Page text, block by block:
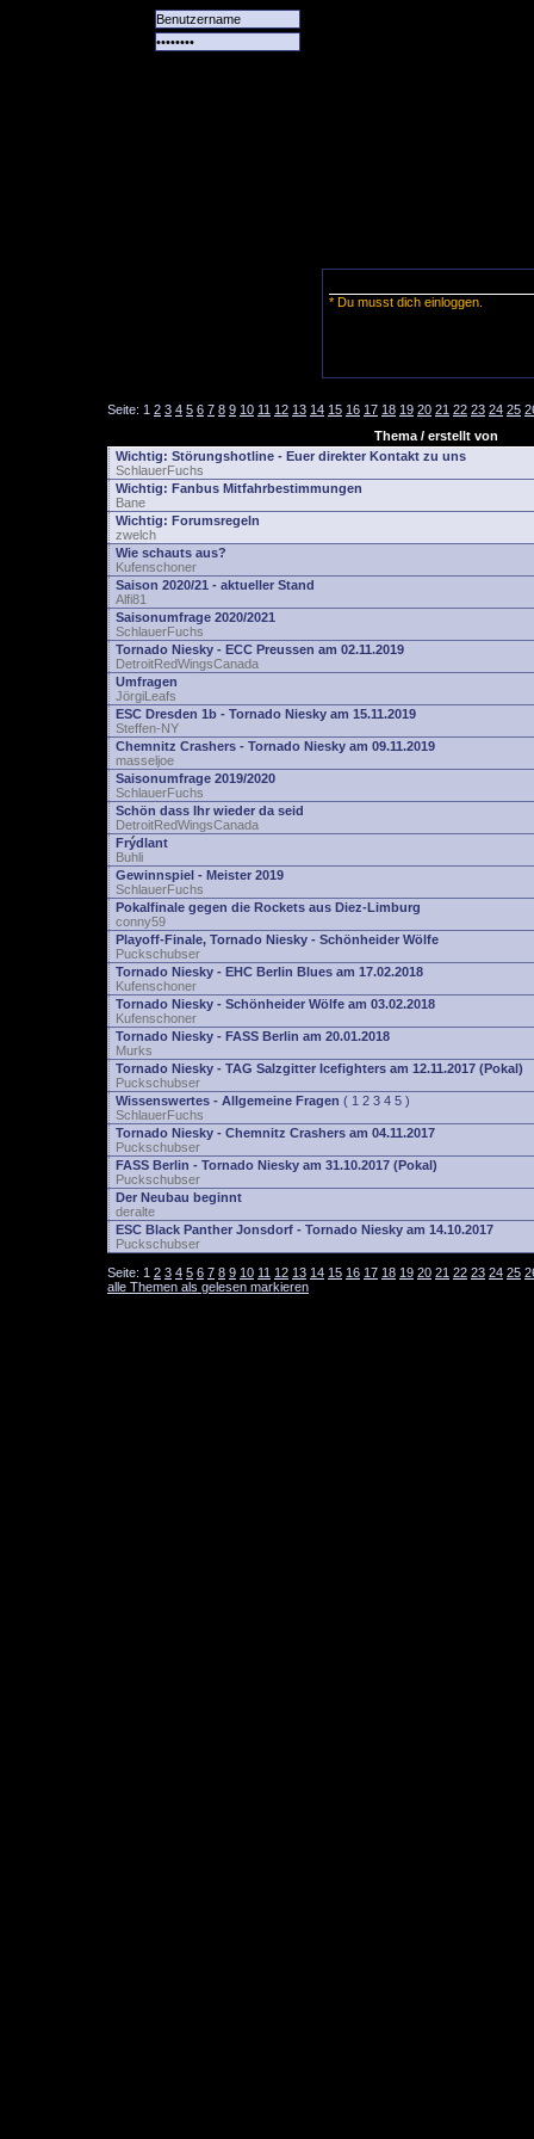
* Du musst dich einloggen.
Seite: 1 2 3 4 5 6 7 8 9 10 11 12 13 14 15 16 17 18 19 20 21 22 23 24 25
Thema / erstellt von
Wichtig: Störungshotline - Euer direkter Kontakt zu uns
SchlauerFuchs
Wichtig: Fanbus Mitfahrbestimmungen
Bane
Wichtig: Forumsregeln
zwelch
Wie schauts aus?
Kufenschoner
Saison 2020/21 - aktueller Stand
Alfi81
Saisonumfrage 2020/2021
SchlauerFuchs
Tornado Niesky - ECC Preussen am 02.11.2019
DetroitRedWingsCanada
Umfragen
JörgiLeafs
ESC Dresden 1b - Tornado Niesky am 15.11.2019
Steffen-NY
Chemnitz Crashers - Tornado Niesky am 09.11.2019
masseljoe
Saisonumfrage 2019/2020
SchlauerFuchs
Schön dass Ihr wieder da seid
DetroitRedWingsCanada
Frýdlant
Buhli
Gewinnspiel - Meister 2019
SchlauerFuchs
Pokalfinale gegen die Rockets aus Diez-Limburg
conny59
Playoff-Finale, Tornado Niesky - Schönheider Wölfe
Puckschubser
Tornado Niesky - EHC Berlin Blues am 17.02.2018
Kufenschoner
Tornado Niesky - Schönheider Wölfe am 03.02.2018
Kufenschoner
Tornado Niesky - FASS Berlin am 20.01.2018
Murks
Tornado Niesky - TAG Salzgitter Icefighters am 12.11.2017 (Pokal)
Puckschubser
Wissenswertes - Allgemeine Fragen ( 1 2 3 4 5 )
SchlauerFuchs
Tornado Niesky - Chemnitz Crashers am 04.11.2017
Puckschubser
FASS Berlin - Tornado Niesky am 31.10.2017 (Pokal)
Puckschubser
Der Neubau beginnt
deralte
ESC Black Panther Jonsdorf - Tornado Niesky am 14.10.2017
Puckschubser
Seite: 1 2 3 4 5 6 7 8 9 10 11 12 13 14 15 16 17 18 19 20 21 22 23 24 25
alle Themen als gelesen markieren